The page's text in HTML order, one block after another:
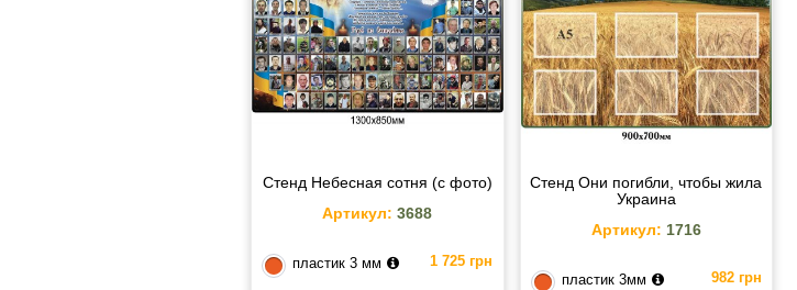
Стенд Небесная сотня (с фото)
Артикул: 3688
пластик 3 мм 1 725 грн
Стенд Они погибли, чтобы жила
Украина
Артикул: 1716
пластик 3мм 982 грн